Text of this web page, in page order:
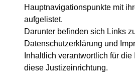
Hauptnavigationspunkte mit
aufgelistet.
Darunter befinden sich Links
Datenschutzerklärung und
Inhaltlich verantwortlich für
diese Justizeinrichtung.